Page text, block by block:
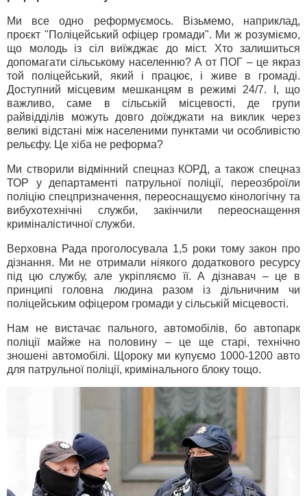
Ми все одно реформуємось. Візьмемо, наприклад,
проєкт "Поліцейський офіцер громади". Ми ж розуміємо,
що молодь із сіл виїжджає до міст. Хто залишиться
допомагати сільському населенню? А от ПОГ – це якраз
той поліцейський, який і працює, і живе в громаді.
Доступний місцевим мешканцям в режимі 24/7. І, що
важливо, саме в сільській місцевості, де групи
райвідділів можуть довго доїжджати на виклик через
великі відстані між населеними пунктами чи особливістю
рельєфу. Це хіба не реформа?
Ми створили відмінний спецназ КОРД, а також спецназ
ТОР у департаменті патрульної поліції, переозброїли
поліцію спецпризначення, переоснащуємо кінологічну та
вибухотехнічні служби, закінчили переоснащення
криміналістичної служби.
Верховна Рада проголосувала 1,5 роки тому закон про
дізнання. Ми не отримали ніякого додаткового ресурсу
під цю службу, але укріпляємо її. А дізнавач – це в
принципі головна людина разом із дільничним чи
поліцейським офіцером громади у сільській місцевості.
Нам не вистачає пального, автомобілів, бо автопарк
поліції майже на половину – це ще старі, технічно
зношені автомобілі. Щороку ми купуємо 1000-1200 авто
для патрульної поліції, кримінального блоку тощо.